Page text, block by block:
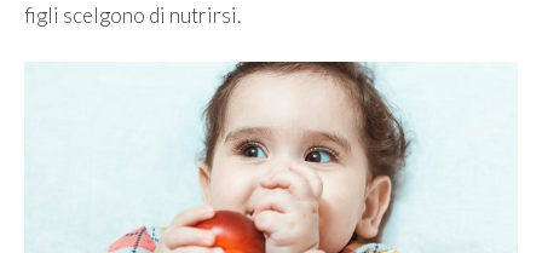
figli scelgono di nutrirsi.